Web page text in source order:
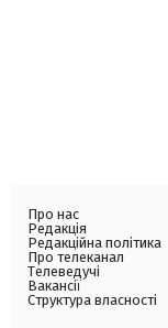
Про нас
Редакція
Редакційна політика
Про телеканал
Телеведучі
Вакансії
Структура власності